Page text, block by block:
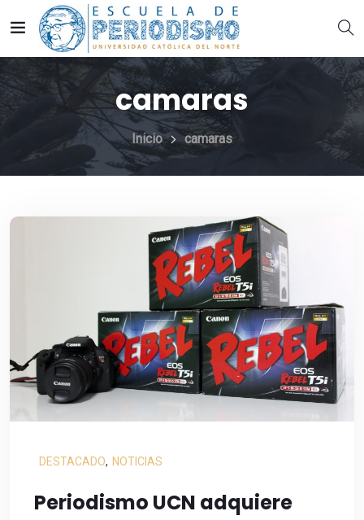
camaras
Inicio camaras
DESTACADO, NOTICIAS
Periodismo UCN adquiere